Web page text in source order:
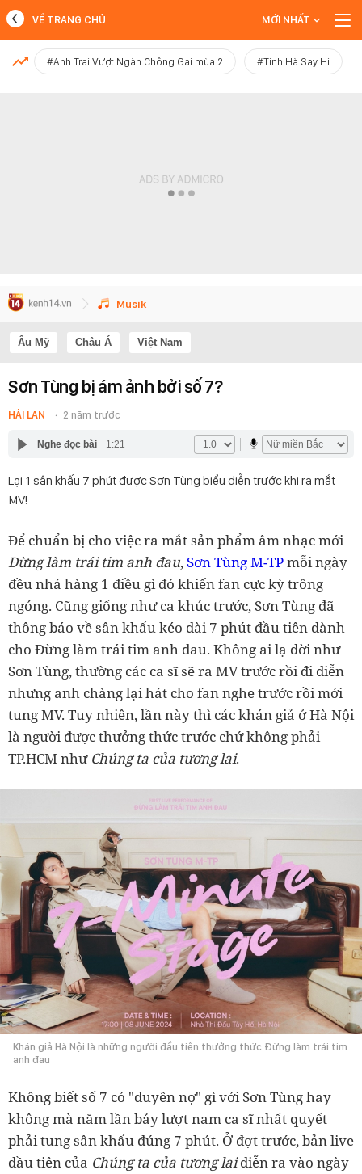
MỚI NHẤT
VỀ TRANG CHỦ MỚI NHẤT
#Anh Trai Vượt Ngàn Chông Gai mùa 2 #Tinh Hà Say Hi
Musik
Âu Mỹ Châu Á Việt Nam
Sơn Tùng bị ám ảnh bởi số 7?
HẢI LAN 2 năm trước
Nghe đọc bài 1:21
Lại 1 sân khấu 7 phút được Sơn Tùng biểu diễn trước khi ra mắt
MV!
Để chuẩn bị cho việc ra mắt sản phẩm âm nhạc mới
Đừng làm trái tim anh đau,Sơn Tùng M-TPmỗi ngày
đều nhá hàng 1 điều gì đó khiến fan cực kỳ trông
ngóng. Cũng giống như ca khúc trước, Sơn Tùng đã
thông báo về sân khấu kéo dài 7 phút đầu tiên dành
cho Đừng làm trái tim anh đau. Không ai lạ đời như
Sơn Tùng, thường các ca sĩ sẽ ra MV trước rồi đi diễn
nhưng anh chàng lại hát cho fan nghe trước rồi mới
tung MV. Tuy nhiên, lần này thì các khán giả ở Hà Nội
là người được thưởng thức trước chứ không phải
TP.HCM như Chúng ta của tương lai.
Khán giả Hà Nội là những người đầu tiên thưởng thức Đừng làm trái tim
anh đau
Không biết số 7 có "duyên nợ" gì với Sơn Tùng hay
không mà năm lần bảy lượt nam ca sĩ nhất quyết
phải tung sân khấu đúng 7 phút. Ở đợt trước, bản live
đầu tiên của Chúng ta của tương laidiễn ra vào ngày